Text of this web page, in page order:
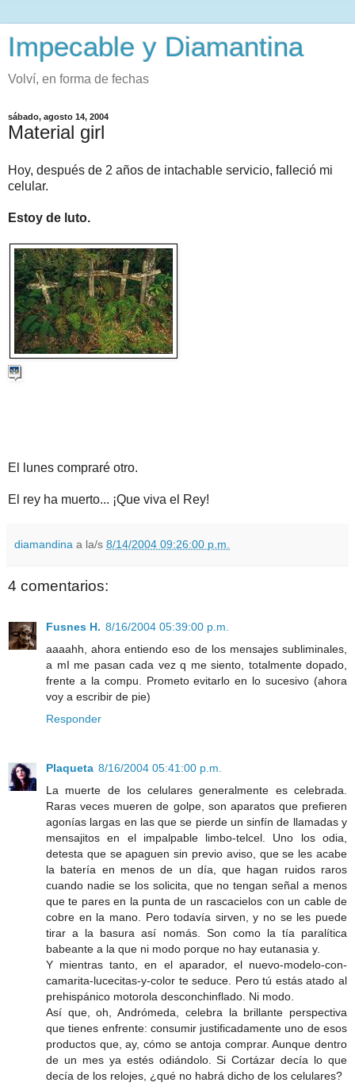
Impecable y Diamantina
Volví, en forma de fechas
sábado, agosto 14, 2004
Material girl
Hoy, después de 2 años de intachable servicio, falleció mi
celular.
Estoy de luto.
El lunes compraré otro.
El rey ha muerto... ¡Que viva el Rey!
diamandina a la/s 8/14/2004 09:26:00 p.m.
4 comentarios:
Fusnes H. 8/16/2004 05:39:00 p.m.
aaaahh, ahora entiendo eso de los mensajes subliminales,
a mI me pasan cada vez q me siento, totalmente dopado,
frente a la compu. Prometo evitarlo en lo sucesivo (ahora
voy a escribir de pie)
Responder
Plaqueta 8/16/2004 05:41:00 p.m.
La muerte de los celulares generalmente es celebrada.
Raras veces mueren de golpe, son aparatos que prefieren
agonías largas en las que se pierde un sinfín de llamadas y
mensajitos en el impalpable limbo-telcel. Uno los odia,
detesta que se apaguen sin previo aviso, que se les acabe
la batería en menos de un día, que hagan ruidos raros
cuando nadie se los solicita, que no tengan señal a menos
que te pares en la punta de un rascacielos con un cable de
cobre en la mano. Pero todavía sirven, y no se les puede
tirar a la basura así nomás. Son como la tía paralítica
babeante a la que ni modo porque no hay eutanasia y.
Y mientras tanto, en el aparador, el nuevo-modelo-con-
camarita-lucecitas-y-color te seduce. Pero tú estás atado al
prehispánico motorola desconchinflado. Ni modo.
Así que, oh, Andrómeda, celebra la brillante perspectiva
que tienes enfrente: consumir justificadamente uno de esos
productos que, ay, cómo se antoja comprar. Aunque dentro
de un mes ya estés odiándolo. Si Cortázar decía lo que
decía de los relojes, ¿qué no habrá dicho de los celulares?